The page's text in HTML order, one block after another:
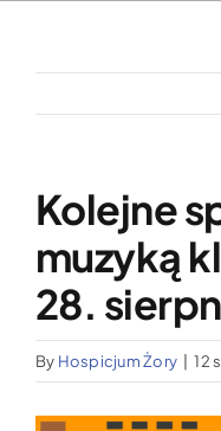
Wypożyczalnia
Aktualności
Jak możesz nam
Kolejne
muzyką
28.
By Hospicjum Żory 12